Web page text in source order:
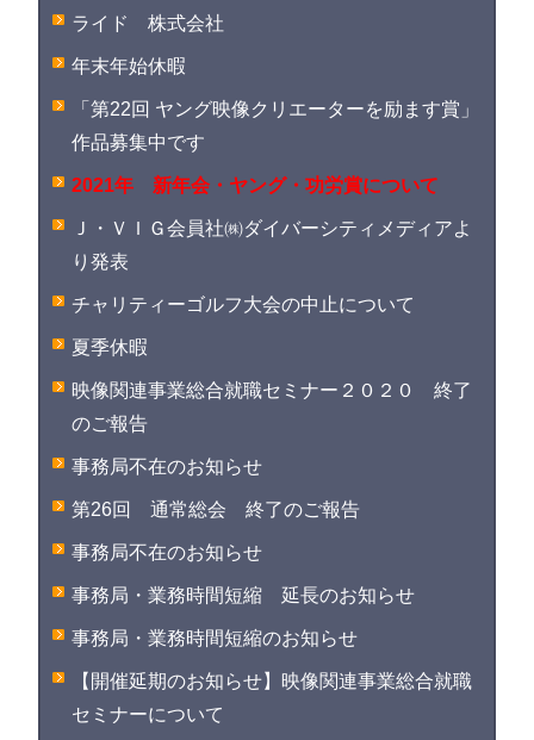
ライド 株式会社
年末年始休暇
「第22回 ヤング映像クリエーターを励ます賞」
作品募集中です
2021年 新年会・ヤング・功労賞について
Ｊ・ＶＩＧ会員社㈱ダイバーシティメディアよ
り発表
チャリティーゴルフ大会の中止について
夏季休暇
映像関連事業総合就職セミナー２０２０ 終了
のご報告
事務局不在のお知らせ
第26回 通常総会 終了のご報告
事務局不在のお知らせ
事務局・業務時間短縮 延長のお知らせ
事務局・業務時間短縮のお知らせ
【開催延期のお知らせ】映像関連事業総合就職
セミナーについて